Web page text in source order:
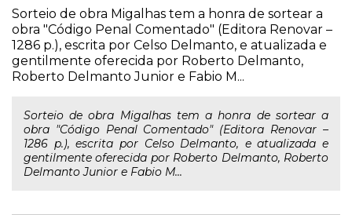
Sorteio de obra Migalhas tem a honra de sortear a
obra "Código Penal Comentado" (Editora Renovar –
1286 p.), escrita por Celso Delmanto, e atualizada e
gentilmente oferecida por Roberto Delmanto,
Roberto Delmanto Junior e Fabio M...
Sorteio de obra Migalhas tem a honra de sortear a
obra "Código Penal Comentado" (Editora Renovar –
1286 p.), escrita por Celso Delmanto, e atualizada e
gentilmente oferecida por Roberto Delmanto, Roberto
Delmanto Junior e Fabio M...